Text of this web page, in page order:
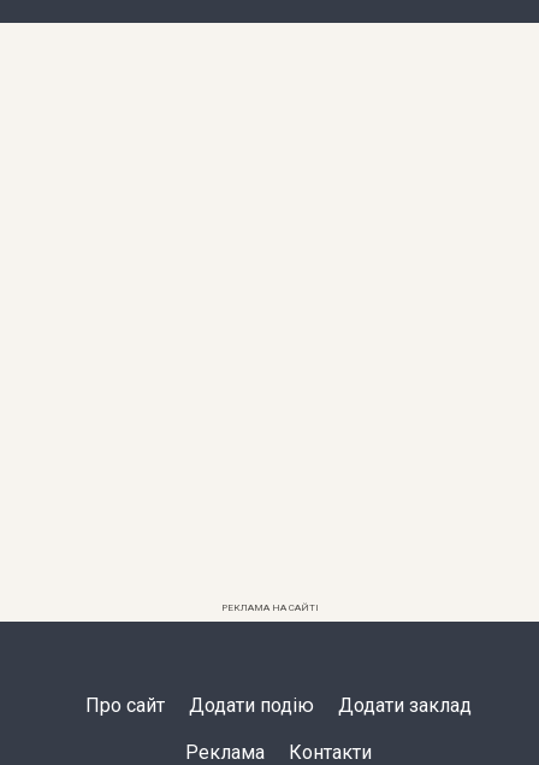
РЕКЛАМА НА САЙТІ
Про сайт Додати подію Додати заклад
Реклама Контакти